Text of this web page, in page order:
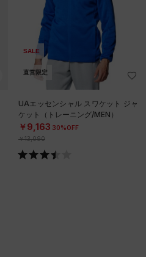
SALE
直営限定
UAエッセンシャル スワケット ジャ
ケット（トレーニング/MEN）
￥9,163 30%OFF
￥13,090